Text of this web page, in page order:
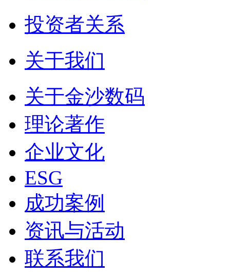
投资者关系
关于我们
关于金沙数码
理论著作
企业文化
ESG
成功案例
资讯与活动
联系我们